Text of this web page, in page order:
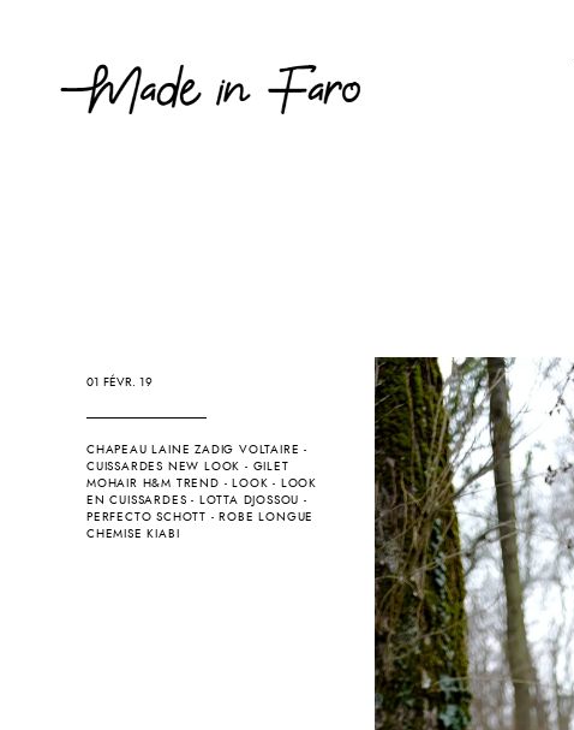
01 FÉVR. 19
CHAPEAU LAINE ZADIG VOLTAIRE -
CUISSARDES NEW LOOK - GILET
MOHAIR H&M TREND -LOOK - LOOK
EN CUISSARDES - LOTTA DJOSSOU -
PERFECTO SCHOTT -ROBE LONGUE
CHEMISE KIABI